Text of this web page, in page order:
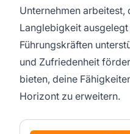
Unternehmen arbeitest,
Langlebigkeit
Führungskräften
und Zufriedenheit
bieten, deine
Horizont zu erweitern.